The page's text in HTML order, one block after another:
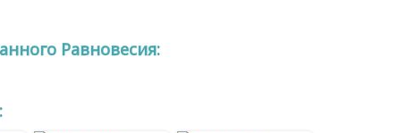
Равновесия: